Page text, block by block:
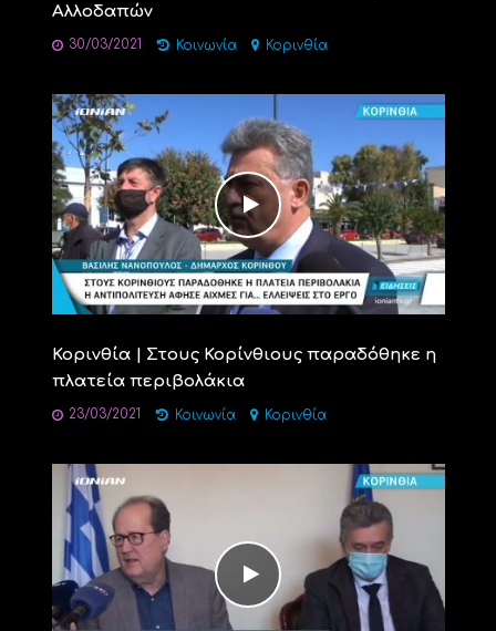
Αλλοδαπών
30/03/2021 Κοινωνία Κορινθία
Κορινθία | Στους Κορίνθιους παραδόθηκε η
πλατεία περιβολάκια
23/03/2021 Κοινωνία Κορινθία